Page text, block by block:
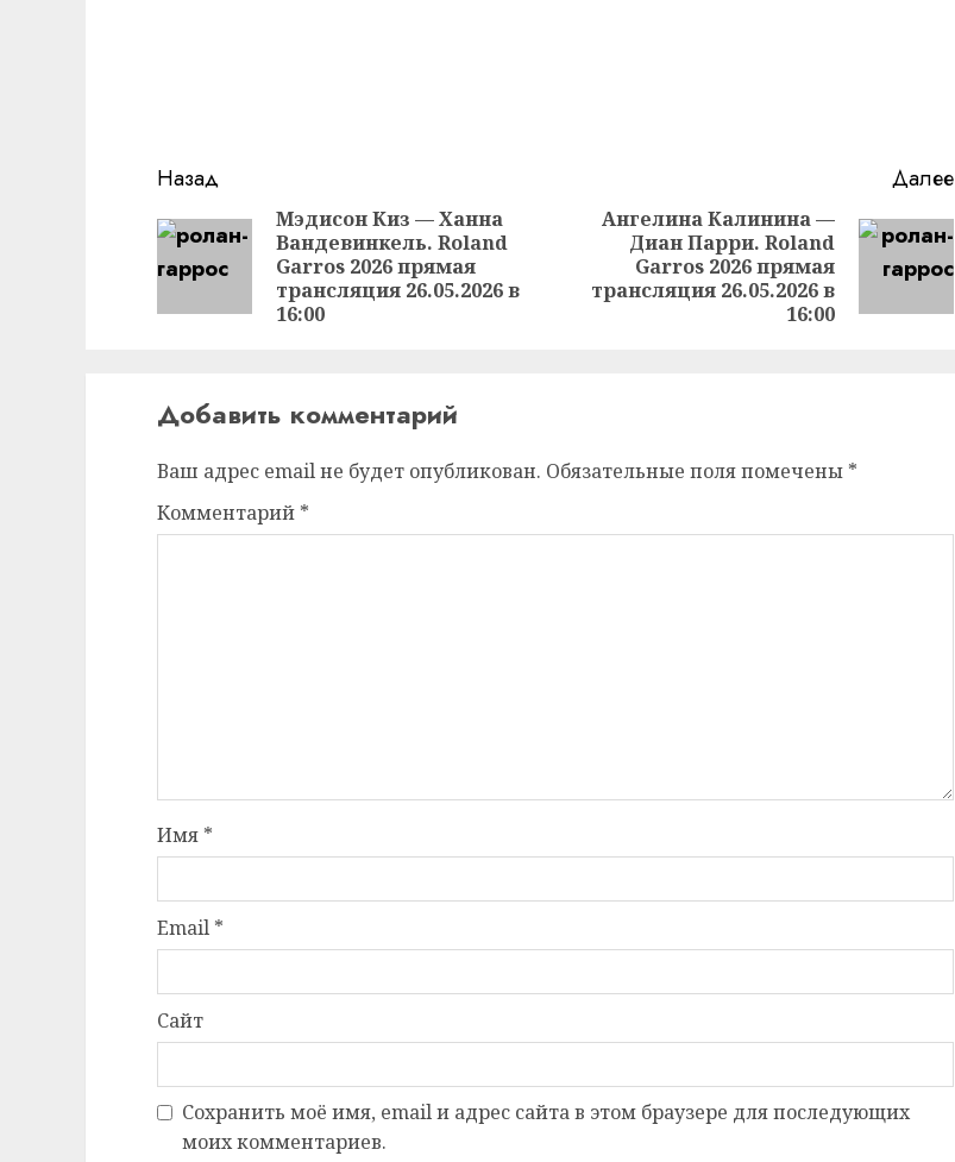
Продолжить
чтение
Назад
Предыдущая
запись:
Мэдисон Киз — Ханна
Вандевинкель. Roland
Garros 2026 прямая
трансляция 26.05.2026 в
16:00
Далее
Следующая
запись:
Ангелина Калинина —
Диан Парри. Roland
Garros 2026 прямая
трансляция 26.05.2026 в
16:00
Добавить комментарий
Ваш адрес email не будет опубликован. Обязательные поля помечены *
Комментарий *
Имя *
Email *
Сайт
Сохранить моё имя, email и адрес сайта в этом браузере для последующих
моих комментариев.